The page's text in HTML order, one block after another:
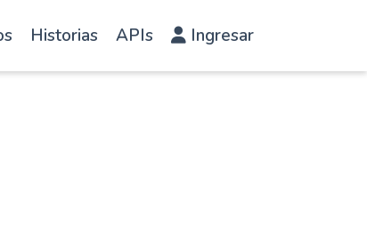
Historias APIs Ingresar